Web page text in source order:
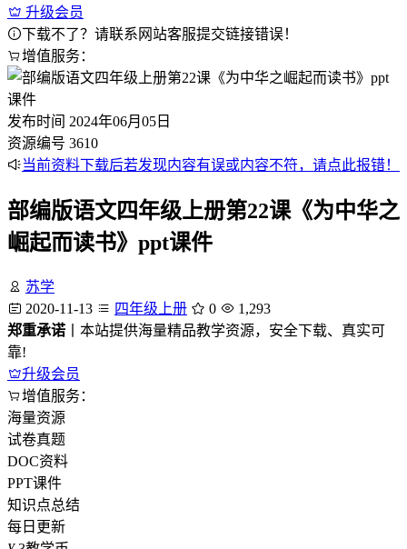
升级会员
下载不了？请联系网站客服提交链接错误！
增值服务：
发布时间 2024年06月05日
资源编号 3610
当前资料下载后若发现内容有误或内容不符，请点此报错！
部编版语文四年级上册第22课《为中华之
崛起而读书》ppt课件
苏学
2020-11-13
四年级上册 0
1,293
郑重承诺 丨本站提供海量精品教学资源，安全下载、真实可
靠!
升级会员
增值服务：
海量资源
试卷真题
DOC资料
PPT课件
知识点总结
每日更新